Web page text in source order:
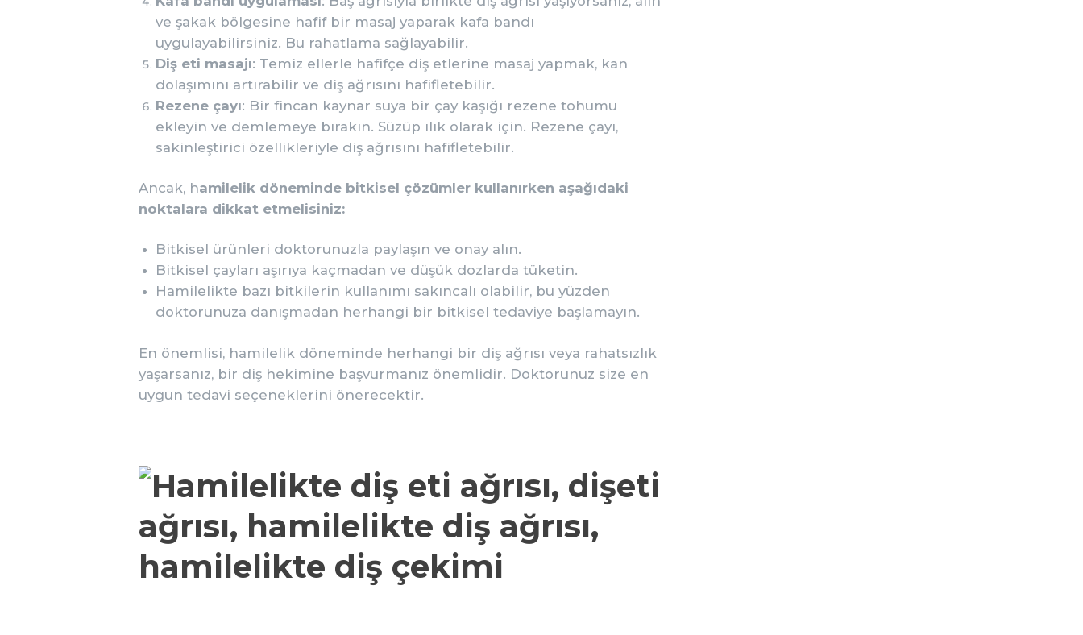
ve şakak bölgesine hafif bir masaj yaparak kafa bandı
uygulayabilirsiniz. Bu rahatlama sağlayabilir.
Diş eti masajı: Temiz ellerle hafifçe diş etlerine masaj yapmak, kan
dolaşımını artırabilir ve diş ağrısını hafifletebilir.
Rezene çayı: Bir fincan kaynar suya bir çay kaşığı rezene tohumu
ekleyin ve demlemeye bırakın. Süzüp ılık olarak için. Rezene çayı,
sakinleştirici özellikleriyle diş ağrısını hafifletebilir.
Ancak, hamilelik döneminde bitkisel çözümler kullanırken aşağıdaki
noktalara dikkat etmelisiniz:
Bitkisel ürünleri doktorunuzla paylaşın ve onay alın.
Bitkisel çayları aşırıya kaçmadan ve düşük dozlarda tüketin.
Hamilelikte bazı bitkilerin kullanımı sakıncalı olabilir, bu yüzden
doktorunuza danışmadan herhangi bir bitkisel tedaviye başlamayın.
En önemlisi, hamilelik döneminde herhangi bir diş ağrısı veya rahatsızlık
yaşarsanız, bir diş hekimine başvurmanız önemlidir. Doktorunuz size en
uygun tedavi seçeneklerini önerecektir.